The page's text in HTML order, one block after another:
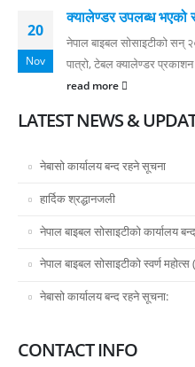
20
Nov
क्यालेण्डर उपलब्ध
नेपाल बाइबल सोसाइटीको सन्
पात्रो, टेबल क्यालेण्डर
read more
LATEST NEWS &
नेबासो कार्यालय बन्द रहने सूचना
हार्दिक श्रद्धानजली
नेपाल बाइबल सोसाइटीको कार्यालय
नेपाल बाइबल सोसाइटीको स्वर्ण
नेबासो कार्यालय बन्द रहने सूचना:
CONTACT INFO